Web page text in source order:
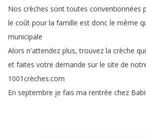
Nos crèches sont toutes conventionnées
le coût pour la famille est donc le même
municipale
Alors n'attendez plus,trouvez la crèche qui
et faites votre demande sur le site de
1001crèches.com
En septembre je fais ma rentrée chez